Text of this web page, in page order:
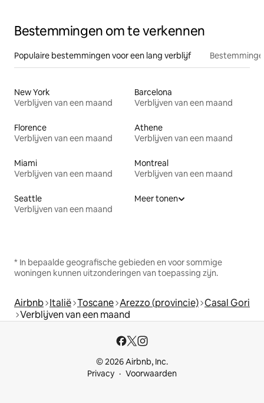
Bestemmingen om te verkennen
Populaire bestemmingen voor een lang verblijf
New York
Verblijven van een maand
Barcelona
Verblijven van een maand
Florence
Verblijven van een maand
Athene
Verblijven van een maand
Miami
Verblijven van een maand
Montreal
Verblijven van een maand
Seattle
Verblijven van een maand
Meer tonen
* In bepaalde geografische gebieden en voor sommige
woningen kunnen uitzonderingen van toepassing zijn.
Airbnb Italië Toscane Arezzo (provincie) Casal Gori
Verblijven van een maand
© 2026 Airbnb, Inc.
Privacy
Voorwaarden